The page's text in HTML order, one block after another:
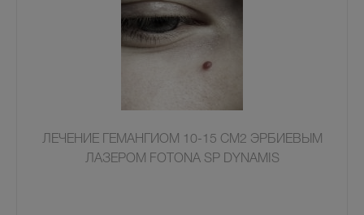
ЛЕЧЕНИЕ ГЕМАНГИОМ 10-15 СМ2 ЭРБИЕВЫМ
ЛАЗЕРОМ FOTONA SP DYNAMIS